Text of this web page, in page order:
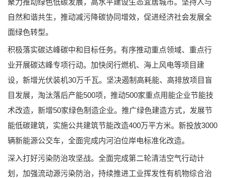
自然和谐共生，推动减污降碳协同增效，促进经济社会发展全
面绿色转型。
积极落实碳达峰碳中和目标任务。有序推动重点领域、重点行
业开展碳达峰专项行动。加快闵行燃机、海上风电等项目建
设，新增光伏装机30万千瓦。坚决遏制高耗能、高排放项目盲
目发展，淘汰落后产能500项，推动500家重点用能企业节能技
术改造，新增50家绿色制造企业。推广绿色建造方式，发展节
能低碳建筑，实施公共建筑节能改造400万平方米。新投放3000
辆新能源公交车，全面完成内河泊位岸电标准化改造。
深入打好污染防治攻坚战。全面完成第二轮清洁空气行动计
划，加强流动源污染防治，持续推进工业挥发性有机物综合治